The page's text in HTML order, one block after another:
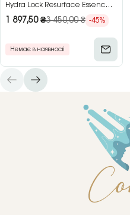
Hydra Lock Resurface Essence
обличчя з кислотами, 150 мл
1 897,50₴3 450,00₴ -45%
Немає в наявності